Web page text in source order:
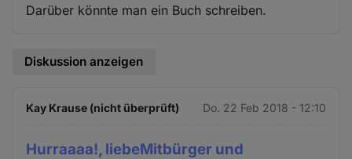
Darüber könnte man ein Buch schreiben.
Diskussion anzeigen
Kay Krause (nicht überprüft) Do. 22 Feb 2018 - 12:10
Hurraaaa!, liebeMitbürger und